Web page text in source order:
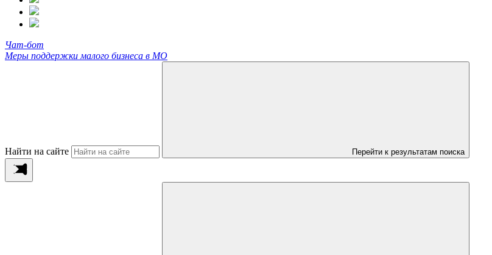
Чат-бот
Меры поддержки малого бизнеса в МО
Найти на сайте Перейти к результатам поиска